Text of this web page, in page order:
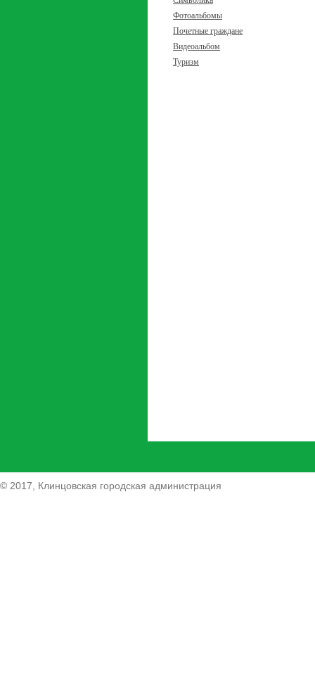
Фотоальбомы
Почетные граждане
Видеоальбом
Туризм
© 2017, Клинцовская городская администрация